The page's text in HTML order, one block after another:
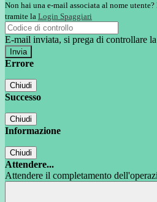
Non hai una e-mail associata al nome
tramite la Login Spaggiari
E-mail inviata, si prega di controllare
Errore
Chiudi
Successo
Chiudi
Informazione
Chiudi
Attendere...
Attendere il completamento